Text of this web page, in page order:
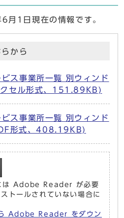
月1日現在の情報です。
から
ス事業所一覧 別ウィンド
クセル形式、151.89KB)
ス事業所一覧 別ウィンド
形式、408.19KB)
は Adobe Reader が必要
トールされていない場合に
Adobe Reader をダウン